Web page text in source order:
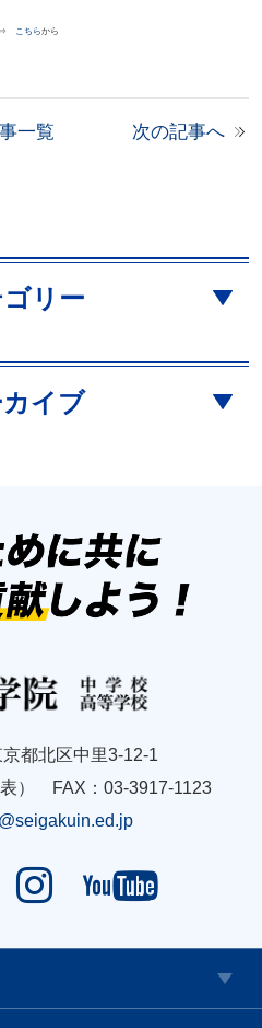
⇒
こちらから
一覧 次の記事へ
リー
イブ
都北区中里3-12-1
表） FAX：03-3917-1123
 